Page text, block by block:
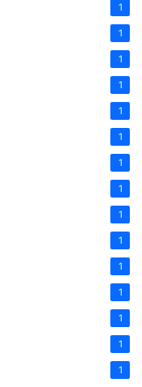
1
1
1
1
1
1
1
1
1
1
1
1
1
1
1